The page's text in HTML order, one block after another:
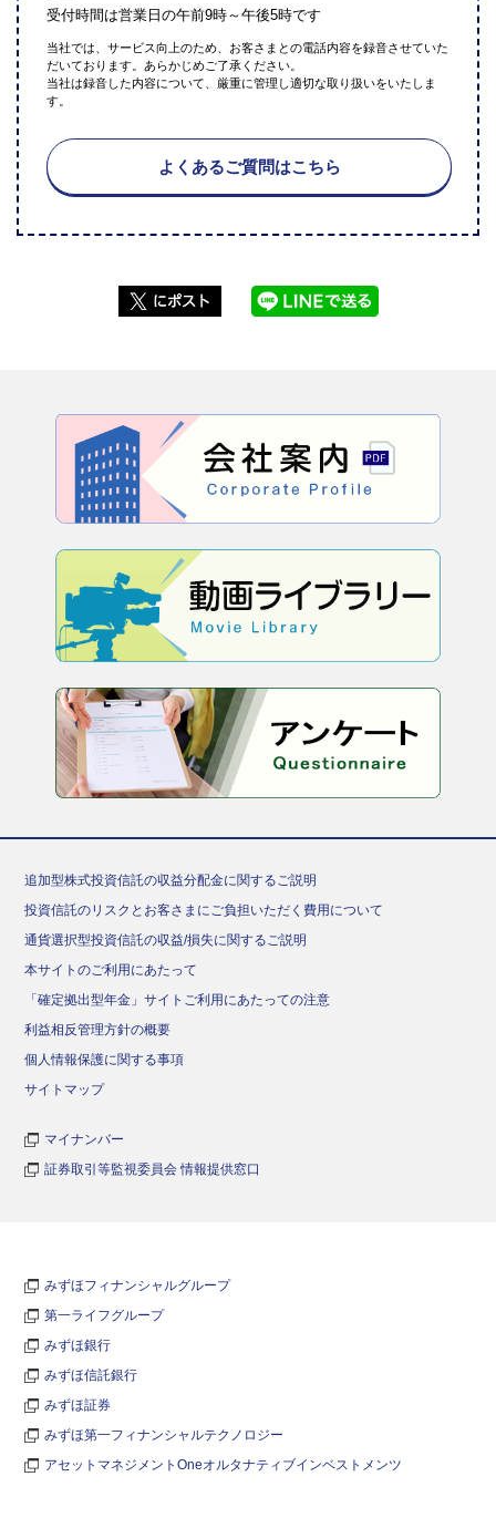
受付時間は営業日の午前9時～午後5時です
当社では、サービス向上のため、お客さまとの電話内容を録音させていた
だいております。あらかじめご了承ください。
当社は録音した内容について、厳重に管理し適切な取り扱いをいたしま
す。
よくあるご質問はこちら
追加型株式投資信託の収益分配金に関するご説明
投資信託のリスクとお客さまにご負担いただく費用について
通貨選択型投資信託の収益/損失に関するご説明
本サイトのご利用にあたって
「確定拠出型年金」サイトご利用にあたっての注意
利益相反管理方針の概要
個人情報保護に関する事項
サイトマップ
マイナンバー
証券取引等監視委員会 情報提供窓口
みずほフィナンシャルグループ
第一ライフグループ
みずほ銀行
みずほ信託銀行
みずほ証券
みずほ第一フィナンシャルテクノロジー
アセットマネジメントOneオルタナティブインベストメンツ